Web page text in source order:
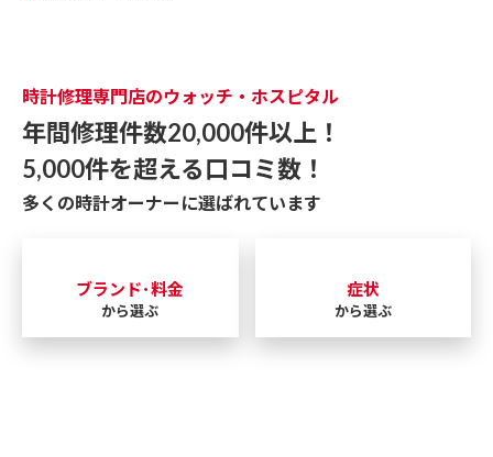
時計修理専門店のウォッチ・ホスピタル
年間修理件数20,000件以上！
5,000件を超える口コミ数！
多くの時計オーナーに選ばれています
ブランド･料金
から選ぶ
症状
から選ぶ